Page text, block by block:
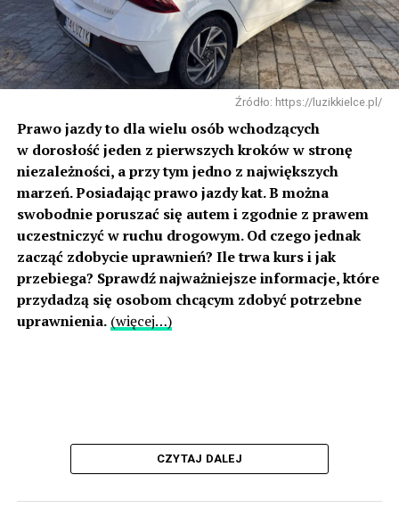
Źródło: https://luzikkielce.pl/
Prawo jazdy to dla wielu osób wchodzących
w dorosłość jeden z pierwszych kroków w stronę
niezależności, a przy tym jedno z największych
marzeń. Posiadając prawo jazdy kat. B można
swobodnie poruszać się autem i zgodnie z prawem
uczestniczyć w ruchu drogowym. Od czego jednak
zacząć zdobycie uprawnień? Ile trwa kurs i jak
przebiega? Sprawdź najważniejsze informacje, które
przydadzą się osobom chcącym zdobyć potrzebne
uprawnienia. (więcej…)
CZYTAJ DALEJ